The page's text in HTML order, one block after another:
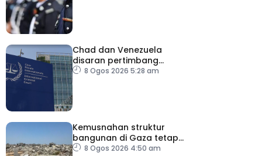
Chad dan Venezuela
disaran pertimbang
semula keputusan tarik
8 Ogos 2026 5:28 am
Kemusnahan struktur
bangunan di Gaza tetap
catat peningkatan
8 Ogos 2026 4:50 am